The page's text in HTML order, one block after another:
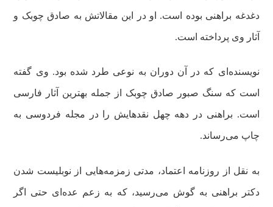
دغدغه براهنی بوده است. او در این مقالاتش به صادق چوبک و
آثار وی پرداخته است.
نویسنده‌ای که در آن دوران به نوعی طرد شده بود. وی گفته
است که سنگ صبور صادق چوبک از جمله بهترین آثار فارسی
است. براهنی در دهه چهل نقدهایش را در مجله فردوسی به
چاپ می‌رساند.
به نقل از روزنامه اعتماد، مدتی زمزمه‌هایی از نوبلیست شدن
دکتر براهنی به گوش می‌رسید، که به زعم عده‌ای حتی اگر